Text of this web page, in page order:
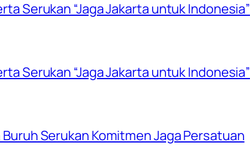
Serukan “Jaga Jakarta untuk Indonesia”
Serukan “Jaga Jakarta untuk Indonesia”
Serukan Komitmen Jaga Persatuan